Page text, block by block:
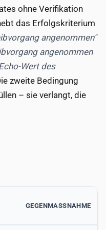
ohne Verifikation
das Erfolgskriterium
angenommen
angenommen
Wert des
zweite Bedingung
– sie verlangt, die
GEGENMASSNAHME